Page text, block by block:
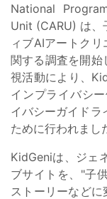
National
Unit (CARU) は、
ィブAIアートク
関する調査を開始
視活動により、
インプライバシ
イバシーガイドラ
ために行われまし
KidGeniは、ジェ
ブサイトを、"子
ストーリーなど